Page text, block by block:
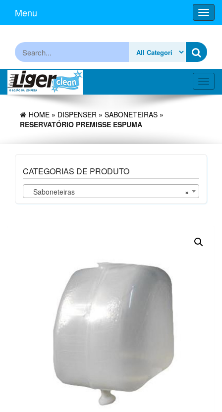
the
Menu
HOME » DISPENSER » SABONETEIRAS »
RESERVATÓRIO PREMISSE ESPUMA
CATEGORIAS DE PRODUTO
×
Saboneteiras